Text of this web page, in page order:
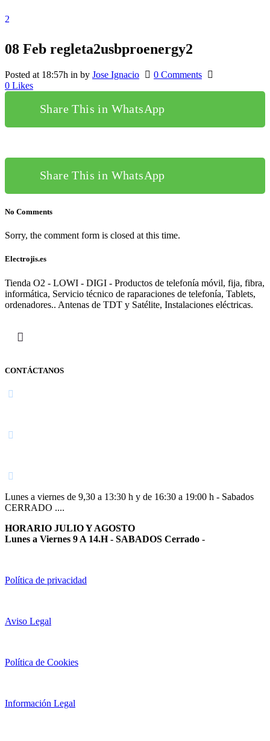
08 Feb regleta2usbproenergy2
Posted at 18:57h in by Jose Ignacio
0 Comments
0 Likes
Share This in WhatsApp
Share This in WhatsApp
No Comments
Sorry, the comment form is closed at this time.
Electrojis.es
Tienda O2 - LOWI - DIGI - Productos de telefonía móvil, fija, fibra,
informática, Servicio técnico de raparaciones de telefonía, Tablets,
ordenadores.. Antenas de TDT y Satélite, Instalaciones eléctricas.
CONTÁCTANOS
Lunes a viernes de 9,30 a 13:30 h y de 16:30 a 19:00 h - Sabados
CERRADO ....
HORARIO JULIO Y AGOSTO
Lunes a Viernes 9 A 14.H - SABADOS Cerrado -
Política de privacidad
Aviso Legal
Política de Cookies
Información Legal